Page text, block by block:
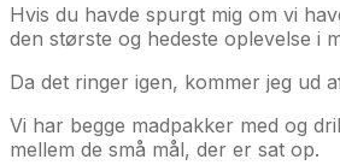
Hvis du havde spurgt mig om vi
den største og hedeste oplevelse i
Da det ringer igen, kommer jeg ud
Vi har begge madpakker med og
mellem de små mål, der er sat op.